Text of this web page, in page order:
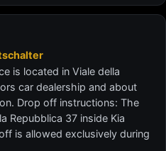
is located in Viale della
car dealership and about
Drop off instructions: The
Repubblica 37 inside Kia
is allowed exclusively during